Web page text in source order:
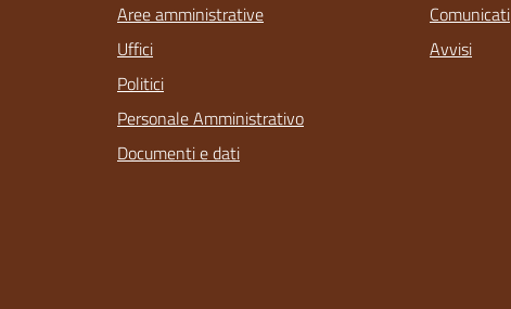
Aree amministrative
Uffici
Politici
Personale Amministrativo
Documenti e dati
Comunicati
Avvisi